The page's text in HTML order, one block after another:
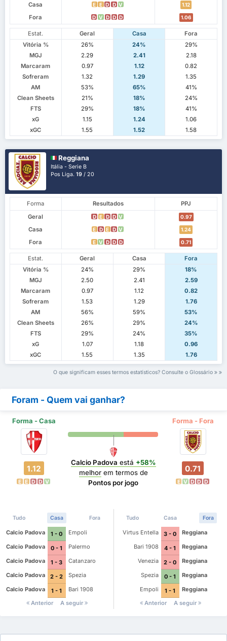
Casa E E D D V 1.12
Fora D V D D D 1.06
Estat. Geral Casa
Fora
Vitória %
26% 24%
29%
MGJ
2.29 2.41
2.18
Marcaram
0.97 1.12
0.82
Sofreram
1.32 1.29
1.35
AM
53% 65%
41%
Clean Sheets
21% 18%
24%
FTS
29% 18%
41%
xG
1.15 1.24
1.06
xGC
1.55 1.52 1.58
Reggiana
Itália - Serie B
Pos Liga.19 / 20
Forma Resultados
PPJ
Geral
D E D D V 0.97
Casa E D E D V 1.24
Fora E V D D D 0.71
Estat. Geral Casa
Fora
Vitória %
24% 29%
18%
MGJ
2.50 2.41
2.59
Marcaram
0.97 1.12
0.82
Sofreram
1.53 1.29
1.76
AM
56% 59%
53%
Clean Sheets
26% 29%
24%
FTS
29% 24%
35%
xG
1.07 1.18
0.96
xGC
1.55 1.35 1.76
O que significam esses termos estatísticos? Consulte o Glossário
Foram - Quem vai ganhar?
Forma - Casa Forma - Fora
1.12
E E D D V
Calcio Padova está +58%
melhorem termos de
Pontos por jogo
0.71
E V D D D
Tudo Casa Fora
Calcio Padova 1 - 0
Empoli
Calcio Padova
0 - 1
Palermo
Calcio Padova
1 - 3
Catanzaro
Calcio Padova
2 - 2
Spezia
Calcio Padova
1 - 1
Bari 1908
Anterior
A seguir
Tudo Casa Fora
Virtus Entella 3 - 0
Reggiana
Bari 1908
4 - 1
Reggiana
Venezia
2 - 0
Reggiana
Spezia
0 - 1
Reggiana
Empoli
1 - 1
Reggiana
Anterior
A seguir